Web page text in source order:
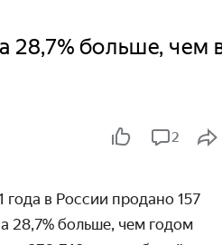
28,7% больше, чем
2
в России продано 157
28,7% больше, чем годом